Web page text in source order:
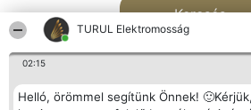
TURUL Elektromosság
02:15
Helló, örömmel segítünk Önnek! 🙂Kérjük,
Keresés